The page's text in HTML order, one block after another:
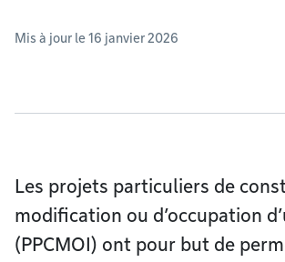
Mis à jour le 16 janvier 2026
Les projets particuliers de
modification ou d’occupation
(PPCMOI) ont pour but de